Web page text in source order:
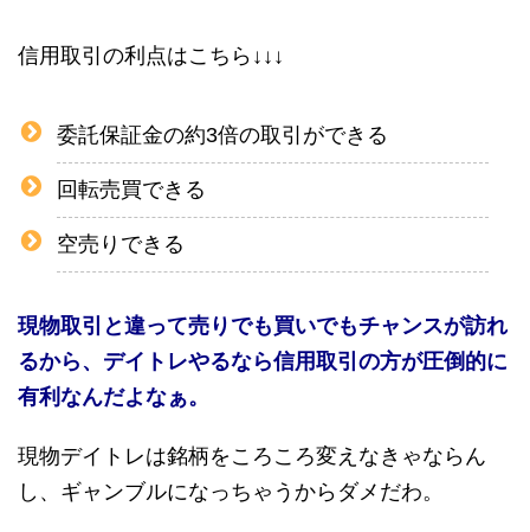
信用取引の利点はこちら↓↓↓
委託保証金の約3倍の取引ができる
回転売買できる
空売りできる
現物取引と違って売りでも買いでもチャンスが訪れ
るから、デイトレやるなら信用取引の方が圧倒的に
有利なんだよなぁ。
現物デイトレは銘柄をころころ変えなきゃならん
し、ギャンブルになっちゃうからダメだわ。